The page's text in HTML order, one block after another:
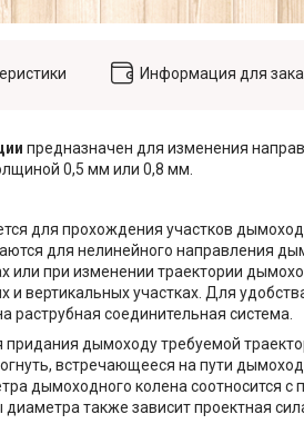
Информация для
предназначен для изменения
0,5 мм или 0,8 мм.
для прохождения участков
для нелинейного направления
или при изменении траектории
и вертикальных участках. Для
соединительная система.
дымоходу требуемой
встречающееся на пути
дымоходного колена соотносится с
также зависит проектная